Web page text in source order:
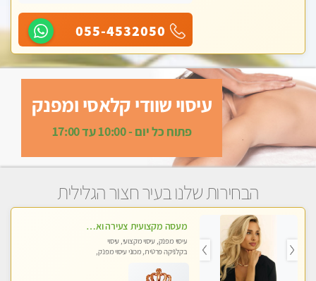
055-4532050
עיסוי שוודי קלאסי ומפנק
פתוח כל יום - 10:00 עד 17:00
הבחירות שלנו בעיר חצור הגלילית
מעסה מקצועית צעירה ואיכותית לעיסוי מרגיע ומפנק VIP-מומלץ לחלוטין! פרטי! ​​​​​​ Highly recommended
עיסוי מפנק, עיסוי מקצועי, עיסוי
בקלניקה פרטית, מכוני עיסוי מפנק,